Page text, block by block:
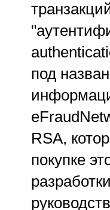
под
RSA,
покупке